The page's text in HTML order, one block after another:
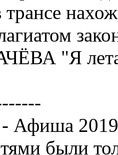
"Я
Афиша
были